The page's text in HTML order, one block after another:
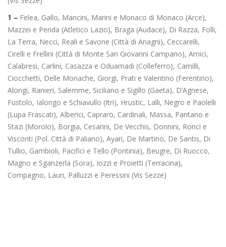
1 – Felea, Gallo, Mancini, Marini e Monaco di Monaco (Arce),
Mazzei e Penda (Atletico Lazio), Braga (Audace), Di Razza, Folli,
La Terra, Necci, Reali e Savone (Città di Anagni), Ceccarelli,
Cirelli e Frellini (Città di Monte San Giovanni Campano), Amici,
Calabresi, Carlini, Casazza e Oduamadi (Colleferro), Camilli,
Ciocchetti, Delle Monache, Giorgi, Prati e Valentino (Ferentino),
Alongi, Ranieri, Salemme, Siciliano e Sigillo (Gaeta), D’Agnese,
Fustolo, Ialongo e Schiavullo (Itri), Hrustic, Lalli, Negro e Paolelli
(Lupa Frascati), Alberici, Capraro, Cardinali, Massa, Pantano e
Stazi (Morolo), Borgia, Cesarini, De Vecchis, Donnini, Ronci e
Visconti (Pol. Città di Paliano), Ayari, De Martino, De Santis, Di
Tullio, Gambioli, Pacifici e Tello (Pontinia), Beugre, Di Ruocco,
Magno e Sganzerla (Sora), Iozzi e Proietti (Terracina),
Compagno, Lauri, Palluzzi e Peressini (Vis Sezze)